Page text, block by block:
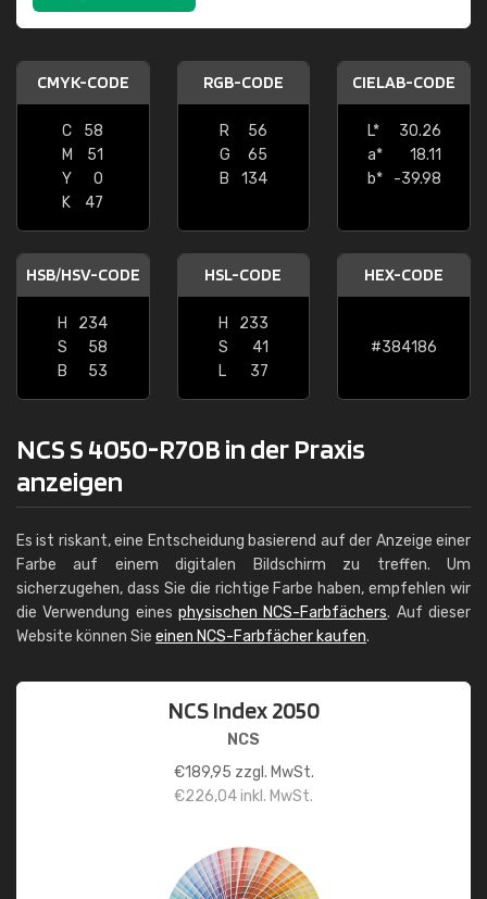
CMYK-CODE
C
58
M
51
Y
0
K
47
RGB-CODE
R
56
G
65
B
134
CIELAB-CODE
L*
30.26
a*
18.11
b*
-39.98
HSB/HSV-CODE
H
234
S
58
B
53
HSL-CODE
H
233
S
41
L
37
HEX-CODE
#384186
NCS S 4050-R70B in der Praxis
anzeigen
Es ist riskant, eine Entscheidung basierend auf der Anzeige einer
Farbe auf einem digitalen Bildschirm zu treffen. Um
sicherzugehen, dass Sie die richtige Farbe haben, empfehlen wir
die Verwendung eines physischen NCS-Farbfächers. Auf dieser
Website können Sie einen NCS-Farbfächer kaufen.
NCS Index 2050
NCS
€189,95 zzgl. MwSt.
€226,04inkl. MwSt.